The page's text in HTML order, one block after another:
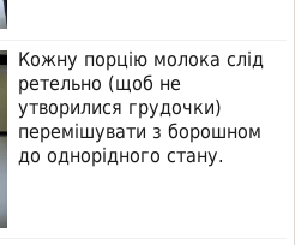
Кожну порцію молока слід
ретельно (щоб не
утворилися грудочки)
перемішувати з борошном
до однорідного стану.